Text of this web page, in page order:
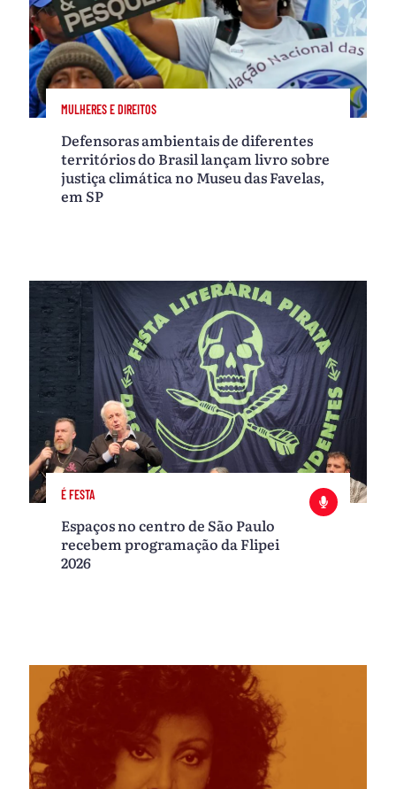
MULHERES E DIREITOS
Defensoras ambientais de diferentes
territórios do Brasil lançam livro sobre
justiça climática no Museu das Favelas,
em SP
É FESTA
Espaços no centro de São Paulo
recebem programação da Flipei
2026